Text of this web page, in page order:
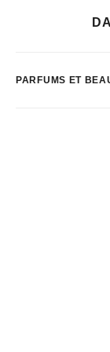
PARFUMS ET